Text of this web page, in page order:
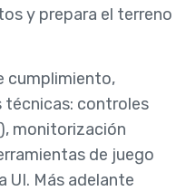
y prepara el terreno
cumplimiento,
técnicas: controles
monitorización
de juego
UI. Más adelante